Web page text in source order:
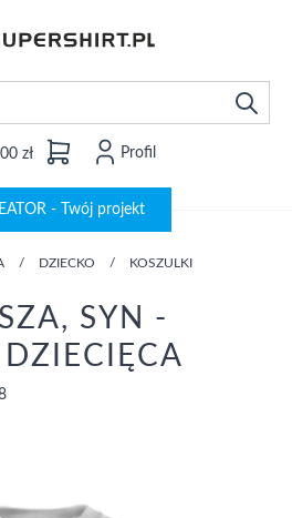
zł Profil
- Twój projekt
/ DZIECKO / KOSZULKI
SYN -